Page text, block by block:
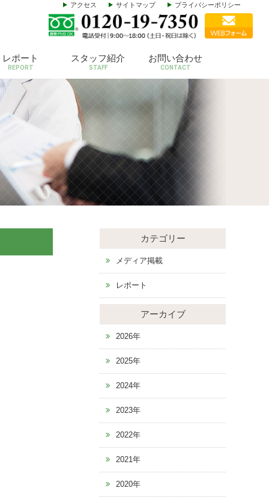
アクセス サイトマップ プライバシーポリシー
レポート
REPORT
スタッフ紹介
STAFF
お問い合わせ
CONTACT
カテゴリー
メディア掲載
レポート
アーカイブ
2026年
2025年
2024年
2023年
2022年
2021年
2020年